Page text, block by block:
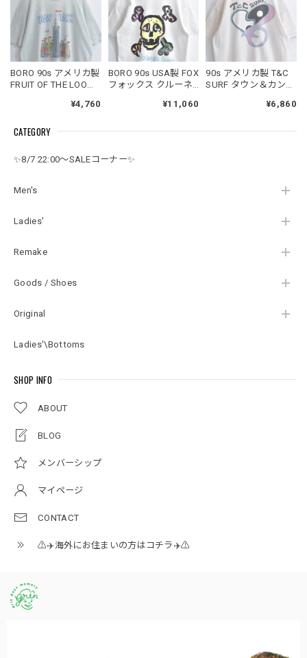
CATEGORY
✨8/7 22:00～SALEコーナー✨
Men's
Ladies'
Remake
Goods / Shoes
Original
Ladies'\Bottoms
SHOP INFO
ABOUT
BLOG
メンバーシップ
マイページ
CONTACT
⚠️✈️海外にお住まいの方はコチラ✈️⚠️
BORO 90s アメリカ製
FRUIT OF THE LOOM
ム BEST Tシャツ 両面
ラスト ニューヨーク
ヴィンテージ ビンテ
ージ 古着 メンズ XL
¥4,760
BORO 90s USA製 FOX
フォックス クルーネ
インズボディ スカル
グランジ アート ダメ
USED ヴィンテージ
ビンテージ 古着 メン
¥11,060
90s アメリカ製 T&C
SURF タウン＆カント
ャツ クルーネック ブ
ハート バックプリン
¥6,860